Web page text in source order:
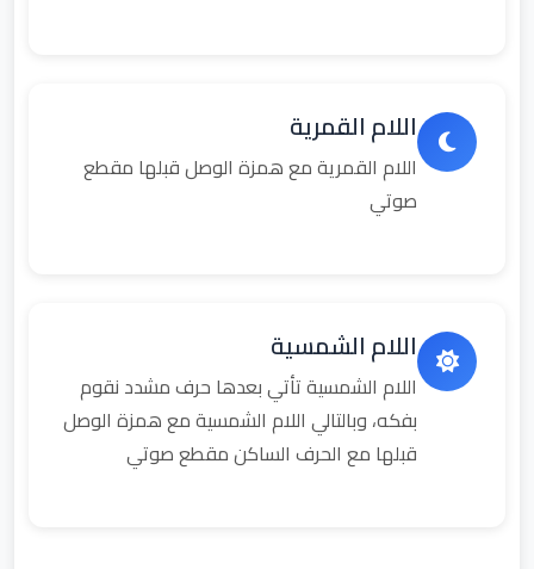
اللام القمرية
اللام القمرية مع همزة الوصل قبلها مقطع
صوتي
اللام الشمسية
اللام الشمسية تأتي بعدها حرف مشدد نقوم
بفكه، وبالتالي اللام الشمسية مع همزة الوصل
قبلها مع الحرف الساكن مقطع صوتي